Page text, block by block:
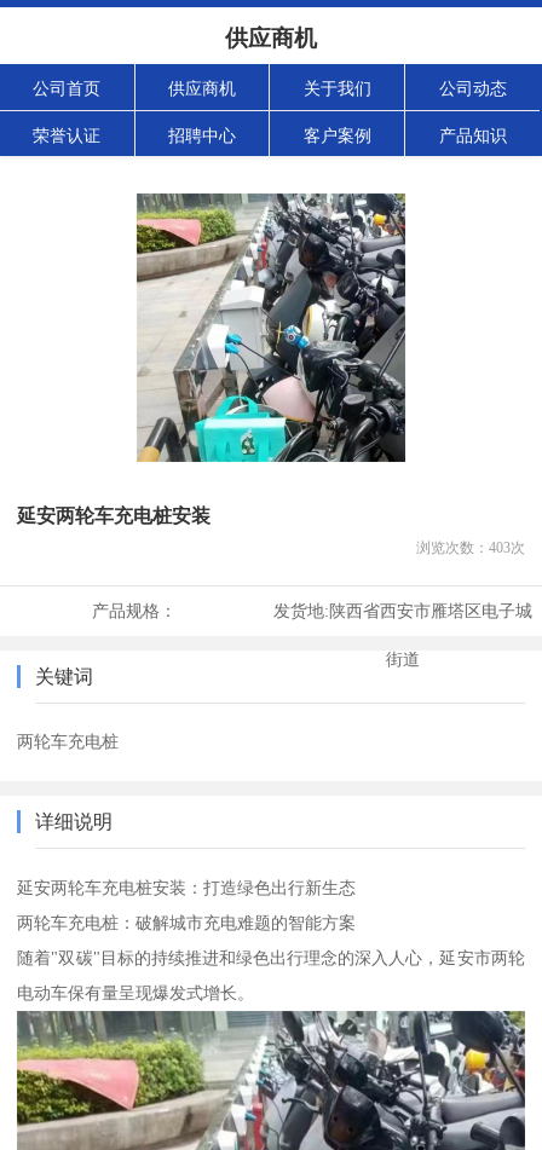
供应商机
公司首页 供应商机 关于我们 公司动态
荣誉认证 招聘中心 客户案例 产品知识
延安两轮车充电桩安装
浏览次数： 403次
产品规格： 发货地:陕西省西安市雁塔区电子城
街道
关键词
两轮车充电桩
详细说明
延安两轮车充电桩安装：打造绿色出行新生态
两轮车充电桩：破解城市充电难题的智能方案
随着"双碳"目标的持续推进和绿色出行理念的深入人心，延安市两轮
电动车保有量呈现爆发式增长。